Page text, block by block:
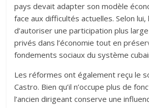
pays devait adapter son modèle
face aux difficultés actuelles. Selon lui,
d’autoriser une participation plus
privés dans l’économie tout en
fondements sociaux du système
Les réformes ont également reçu le
Castro. Bien qu’il n’occupe plus de
l’ancien dirigeant conserve une